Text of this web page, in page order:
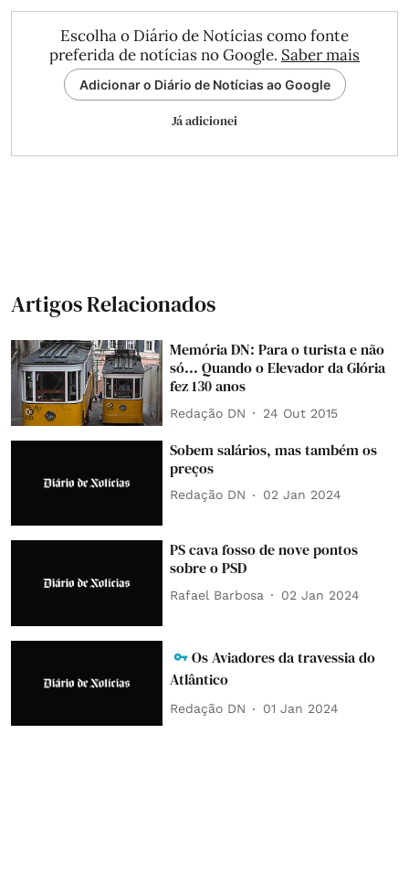
Escolha o Diário de Notícias como fonte
preferida de notícias no Google. Saber mais
Adicionar o Diário de Notícias ao Google
Já adicionei
Artigos Relacionados
Memória DN: Para o turista e não
só... Quando o Elevador da Glória
fez 130 anos
Redação DN 24 Out 2015
Sobem salários, mas também os
preços
Redação DN 02 Jan 2024
PS cava fosso de nove pontos
sobre o PSD
Rafael Barbosa 02 Jan 2024
Os Aviadores da travessia do
Atlântico
Redação DN 01 Jan 2024